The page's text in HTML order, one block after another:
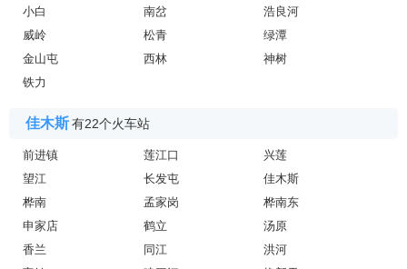
小白
南岔
浩良河
威岭
松青
绿潭
金山屯
西林
神树
铁力
佳木斯有22个火车站
前进镇 莲江口
兴莲
望江
长发屯
佳木斯
桦南
孟家岗
桦南东
申家店
鹤立
汤原
香兰
同江
洪河